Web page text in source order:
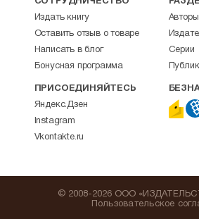
Издать книгу
Оставить отзыв о товаре
Написать в блог
Бонусная программа
Авторы
Серии
ПРИСОЕДИНЯЙТЕСЬ
Яндекс.Дзен
Instagram
Vkontakte.ru
© 2008-2026 ООО
Пользовательское